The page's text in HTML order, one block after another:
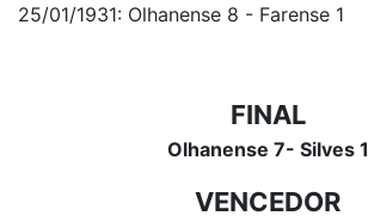
25/01/1931: Olhanense 8 - Farense 1
FINAL
Olhanense 7- Silves 1
VENCEDOR